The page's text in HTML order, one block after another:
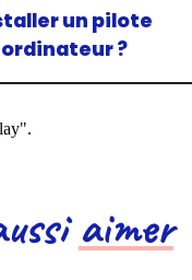
un pilote
?
aimer